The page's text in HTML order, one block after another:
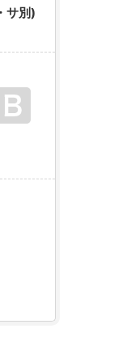
サ別)